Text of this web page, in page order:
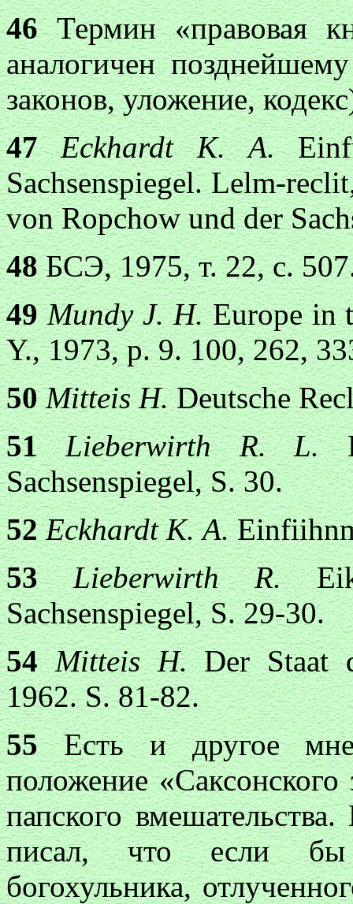
46Термин «правовая
аналогичен
законов, уложение,
47
Eckhardt К. A.
Sachsenspiegel. Lelm-
von Ropchow und der
48БСЭ, 1975, т. 22, c.
49 Mundy J. H.Europe in
Y., 1973, p. 9. 100, 262,
50 Mitteis H.Deutsche
51
Lieberwirth R. L.
Sachsenspiegel, S. 30.
52 Eckhardt К. A.
53
Lieberwirth R.
Sachsenspiegel, S. 29-30.
54 Mitteis H.Der Staat
1962. S. 81-82.
55Есть и другое
положение
папского
писал, что если бы
богохульника,